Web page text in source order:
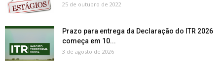
25 de outubro de 2022
Prazo para entrega da Declaração do ITR 2026
começa em 10...
3 de agosto de 2026